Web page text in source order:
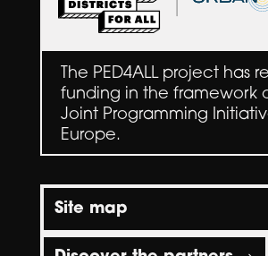
The PED4ALL project has
funding in the framework
Joint Programming
Europe.
Site map